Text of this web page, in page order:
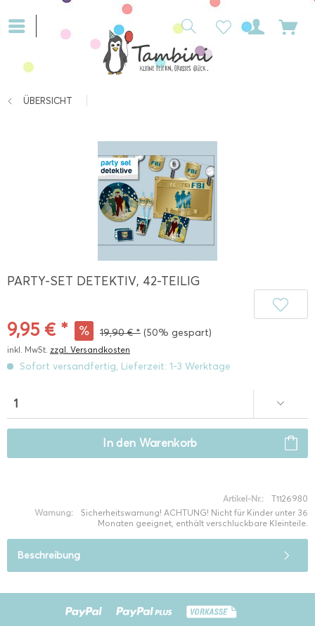
ÜBERSICHT
PARTY-SET DETEKTIV, 42-TEILIG
9,95 € * 19,90 € * (50% gespart)
inkl. MwSt. zzgl. Versandkosten
Sofort versandfertig, Lieferzeit: 1-3 Werktage
In den Warenkorb
Artikel-Nr.:
T1126980
Warnung:
Sicherheitswarnung! ACHTUNG! Nicht für Kinder unter 36
Monaten geeignet, enthält verschluckbare Kleinteile.
Beschreibung